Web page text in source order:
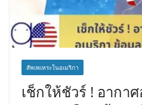
สัพเพเหระในอเมริกา
เช็กให้ชัวร์ ! อากา